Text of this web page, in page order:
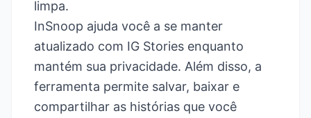
limpa.
InSnoop ajuda você a se manter
atualizado com IG Stories enquanto
mantém sua privacidade. Além disso, a
ferramenta permite salvar, baixar e
compartilhar as histórias que você